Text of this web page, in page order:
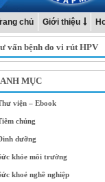
chủ Giới thiệu
vấn bệnh do vi rút HPV
MỤC
viện – Ebook
chủng
dưỡng
khỏe môi trường
khoẻ nghề nghiệp